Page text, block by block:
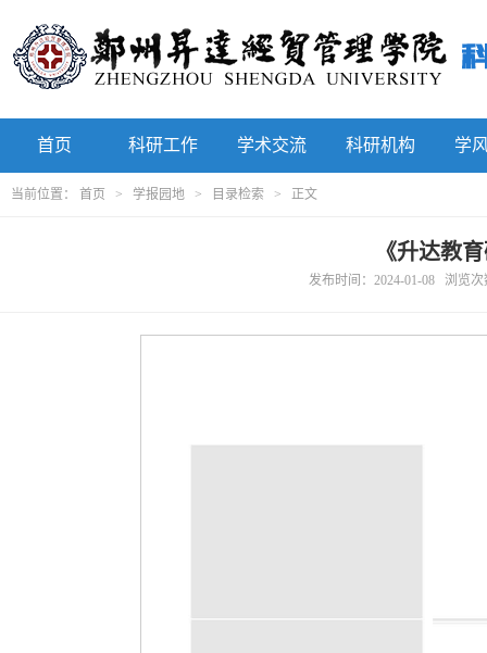
首页 科研工作 学术交流 科研机构 学
当前位置： 首页 > 学报园地 > 目录检索 > 正文
《升达教
发布时间：2024-01-08 浏览次